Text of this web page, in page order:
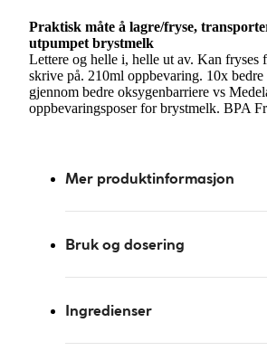
Praktisk måte å lagre/fryse,
utpumpet brystmelk
Lettere og helle i, helle ut av. Kan fryses
skrive på. 210ml oppbevaring. 10x bedre
gjennom bedre oksygenbarriere vs
oppbevaringsposer for brystmelk. BPA
Mer produktinformasjon
Bruk og dosering
Ingredienser